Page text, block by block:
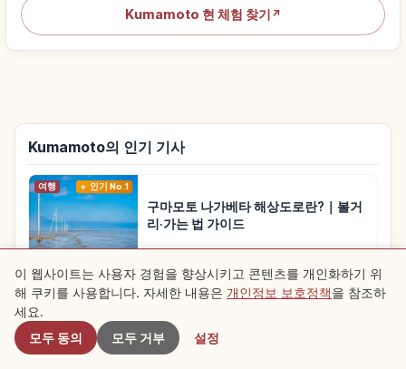
Kumamoto 현 체험 찾기 ↗
Kumamoto의 인기 기사
여행 인기 No.1
구마모토 나가베타 해상도로란?｜볼거
리·가는 법 가이드
여행 인기 No.2
나베가타키란?｜구마모토 오구니 폭포근처 스팟
이 웹사이트는 사용자 경험을 향상시키고 콘텐츠를 개인화하기 위
해 쿠키를 사용합니다. 자세한 내용은 개인정보 보호정책을 참조하
세요.
모두 동의
모두 거부 설정